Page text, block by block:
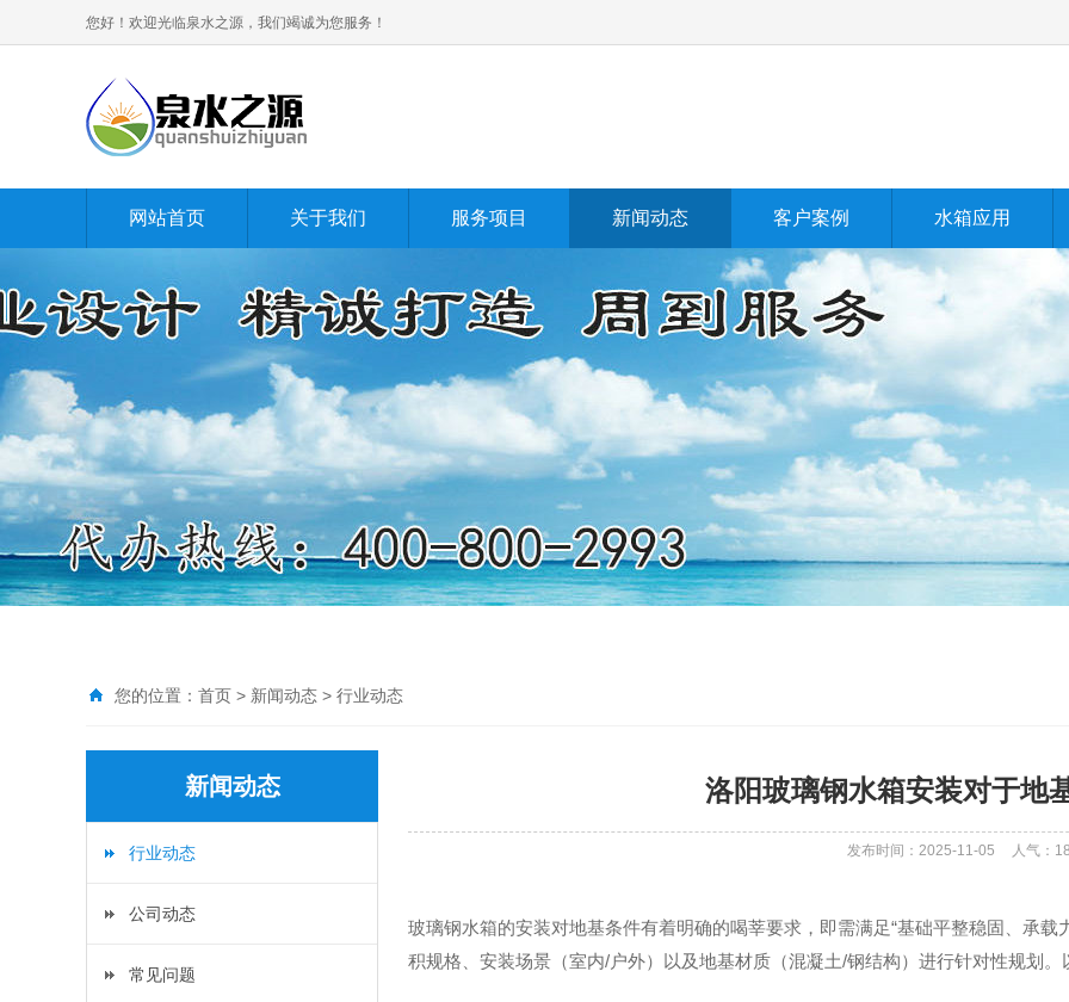
您好！欢迎光临泉水之源，我们竭诚为您服务！
网站首页 关于我们 服务项目 新闻动态 客户案例 水箱应用
您的位置： 首页 > 新闻动态 > 行业动态
新闻动态
行业动态
公司动态
常见问题
洛阳玻璃钢水箱安装对于地
发布时间：2025-11-05 人气：
玻璃钢水箱的安装对地基条件有着明确的喝莘要求，即需满足“基础平整稳固、承
积规格、安装场景（室内/户外）以及地基材质（混凝土/钢结构）进行针对性规划。